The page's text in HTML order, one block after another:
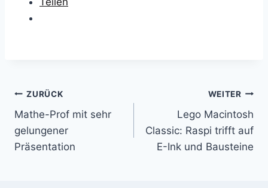
Beitragsnavigation
ZURÜCK
Mathe-Prof mit sehr
gelungener
Präsentation
WEITER
Lego Macintosh
Classic: Raspi trifft auf
E-Ink und Bausteine